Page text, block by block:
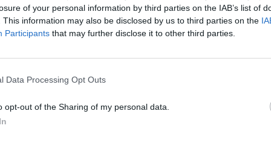
of your personal information by third parties on the IAB’s list of
This information may also be disclosed by us to third parties on the
Participants that may further disclose it to other third parties.
Data Processing Opt Outs
opt-out of the Sharing of my personal data.
No es una sensación abstracta ni un simple
un comentario repetido en la
del autobús, en la puerta del colegio, en
a día de una ciudad que habla, que
siente que quienes deberían escucharla